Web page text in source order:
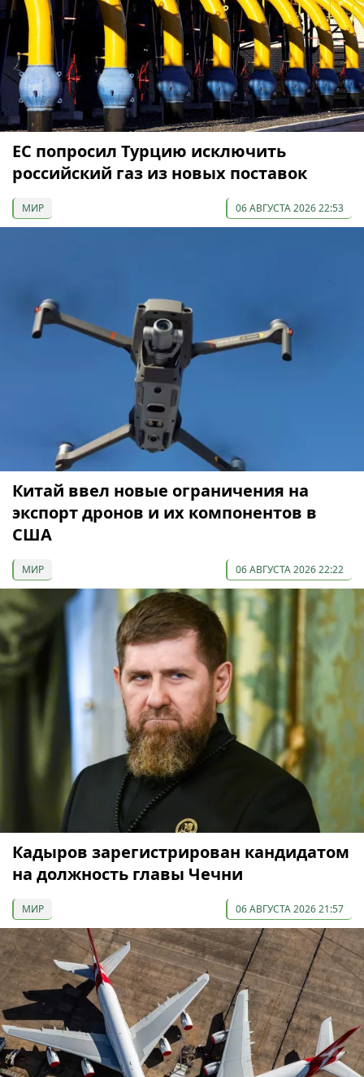
ЕС попросил Турцию исключить
российский газ из новых поставок
МИР 06 АВГУСТА 2026 22:53
Китай ввел новые ограничения на
экспорт дронов и их компонентов в
США
МИР 06 АВГУСТА 2026 22:22
Кадыров зарегистрирован кандидатом
на должность главы Чечни
МИР 06 АВГУСТА 2026 21:57